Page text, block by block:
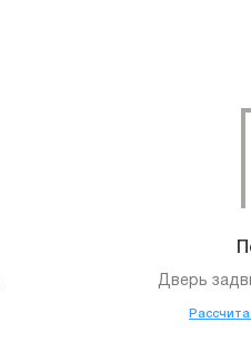
Дверь